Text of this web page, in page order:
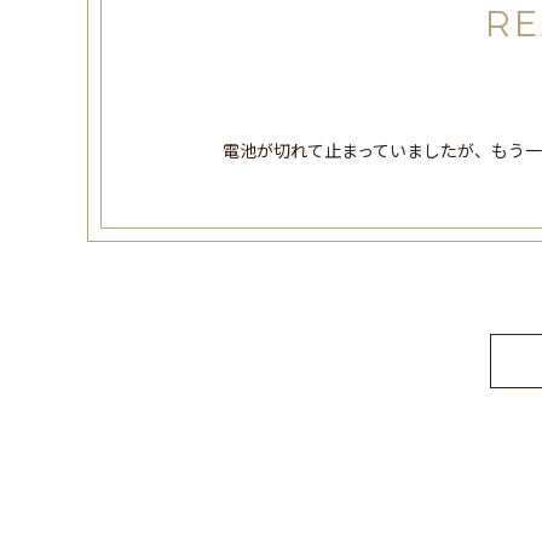
電池が切れて止まっていましたが、もう